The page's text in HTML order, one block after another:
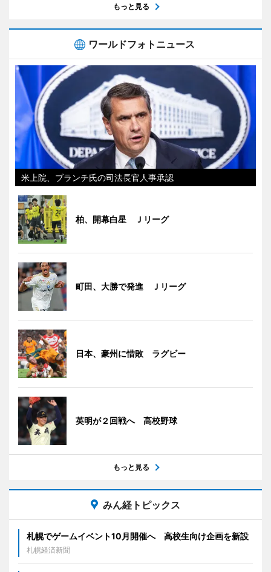
もっと見る
ワールドフォトニュース
米上院、ブランチ氏の司法長官人事承認
柏、開幕白星 Ｊリーグ
町田、大勝で発進 Ｊリーグ
日本、豪州に惜敗 ラグビー
英明が２回戦へ 高校野球
もっと見る
みん経トピックス
札幌でゲームイベント10月開催へ 高校生向け企画を新設
札幌経済新聞